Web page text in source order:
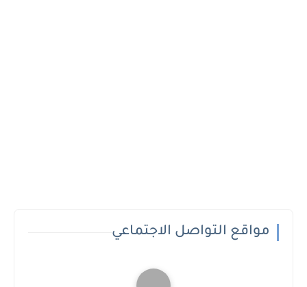
مواقع التواصل الاجتماعي